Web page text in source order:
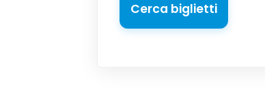
Cerca biglietti